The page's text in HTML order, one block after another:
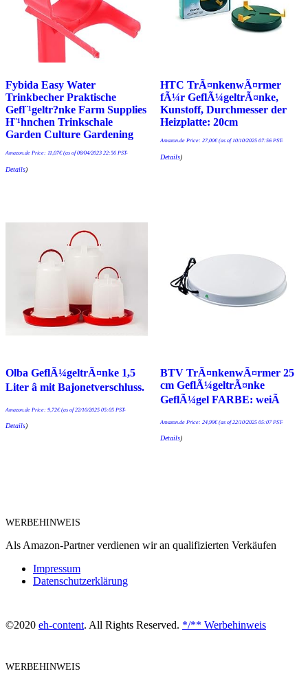
Fybida Easy Water
Trinkbecher Praktische
Gefl¨¹geltr?nke Farm Supplies
H¨¹hnchen Trinkschale
Garden Culture Gardening
Amazon.de Price: 11,07€(as of 08/04/2023 22:56 PST-
Details)
HTC TrÃ¤nkenwÃ¤rmer
fÃ¼r GeflÃ¼geltrÃ¤nke,
Kunstoff, Durchmesser der
Heizplatte: 20cm
Amazon.de Price: 27,00€(as of 10/10/2025 07:56 PST-
Details)
Olba GeflÃ¼geltrÃ¤nke 1,5
Liter â mit Bajonetverschluss.
Amazon.de Price: 9,72€(as of 22/10/2025 05:05 PST-
Details)
BTV TrÃ¤nkenwÃ¤rmer 25
cm GeflÃ¼geltrÃ¤nke
GeflÃ¼gel FARBE: weiÃ
Amazon.de Price: 24,99€(as of 22/10/2025 05:07 PST-
Details)
WERBEHINWEIS
Als Amazon-Partner verdienen wir an qualifizierten Verkäufen
Impressum
Datenschutzerklärung
©2020 eh-content. All Rights Reserved. */** Werbehinweis
WERBEHINWEIS